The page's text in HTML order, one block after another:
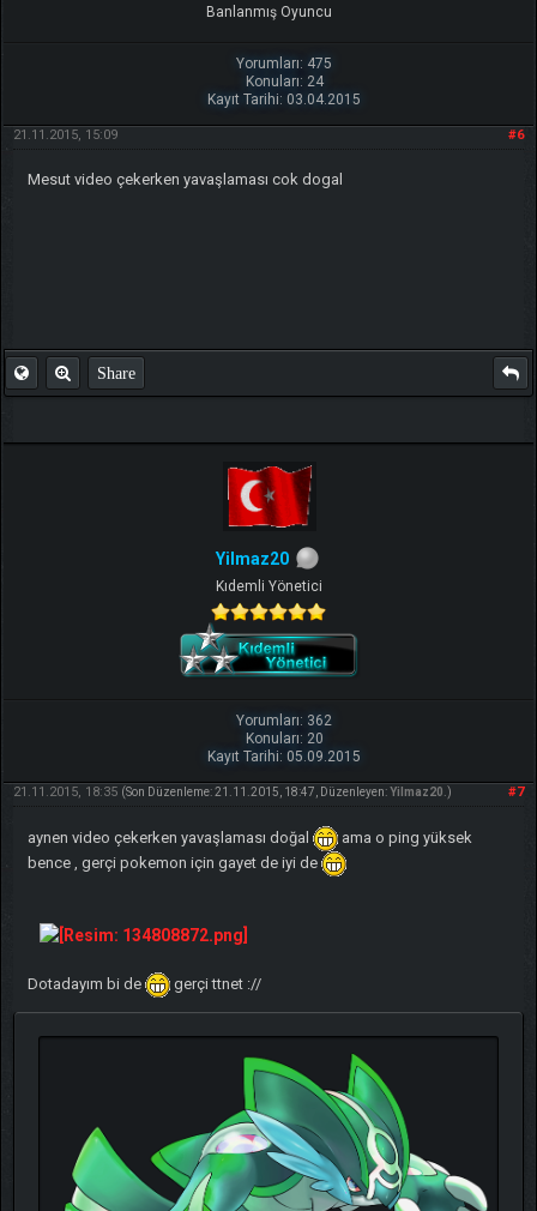
Banlanmış Oyuncu
Yorumları: 475
Konuları: 24
Kayıt Tarihi: 03.04.2015
#6
21.11.2015, 15:09
Mesut video çekerken yavaşlaması cok dogal
Share
Yilmaz20
Kıdemli Yönetici
Yorumları: 362
Konuları: 20
Kayıt Tarihi: 05.09.2015
#7
21.11.2015, 18:35 (Son Düzenleme: 21.11.2015, 18:47, Düzenleyen:Yilmaz20 .)
aynen video çekerken yavaşlaması doğal
ama o ping yüksek
bence , gerçi pokemon için gayet de iyi de
Dotadayım bi de gerçi ttnet ://